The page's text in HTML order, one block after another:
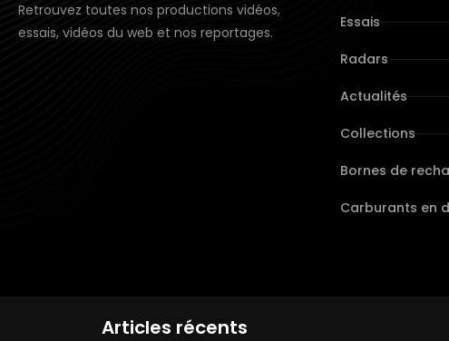
Retrouvez toutes nos productions vidéos,
essais, vidéos du web et nos reportages.
Essais
Radars
Actualités
Collections
Bornes de
Carburants en
Articles récents